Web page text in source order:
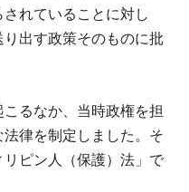
れていることに対し
出す政策そのものに批
るなか、当時政権を担
律を制定しました。そ
ピン人（保護）法」で